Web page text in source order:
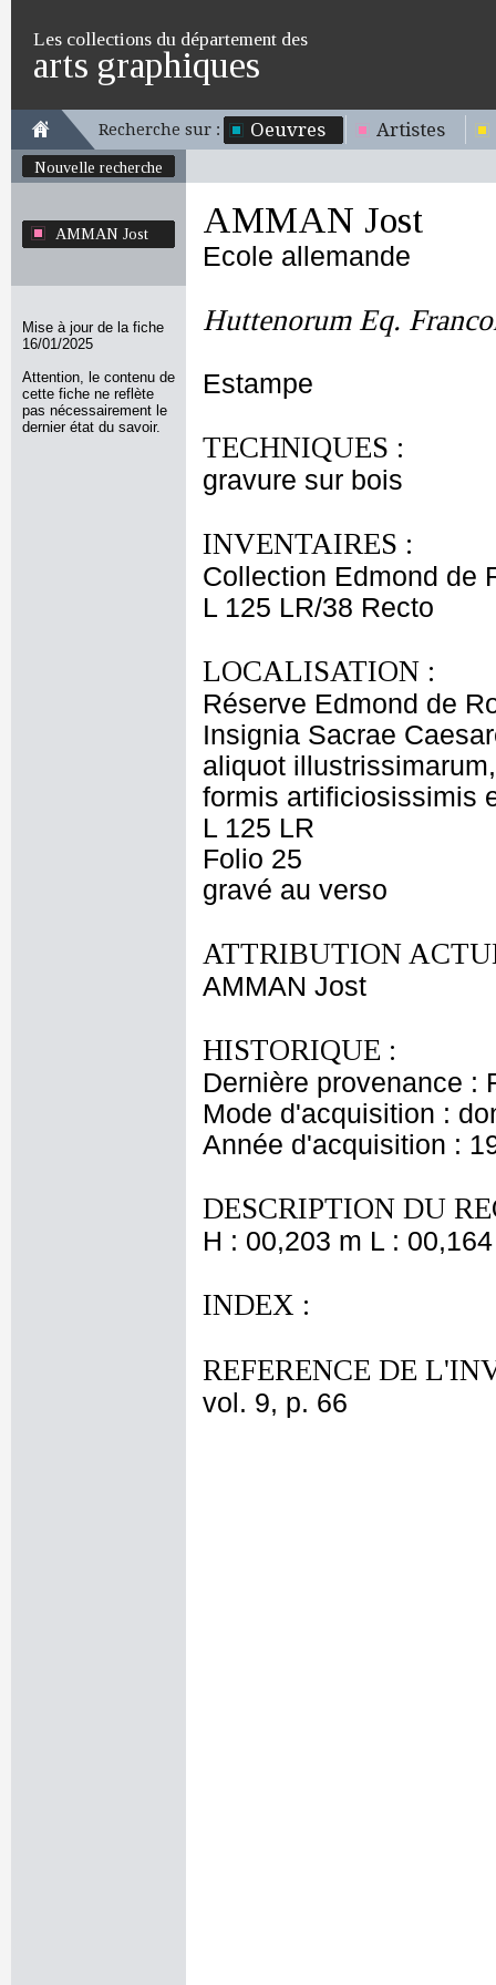
Les collections du département des
arts graphiques
Recherche sur : Oeuvres Artistes
Nouvelle recherche
AMMAN Jost
Mise à jour de la fiche
16/01/2025
Attention, le contenu de
cette fiche ne reflète
pas nécessairement le
dernier état du savoir.
AMMAN Jost
Ecole allemande
Huttenorum Eq.
Estampe
TECHNIQUES :
gravure sur bois
INVENTAIRES :
Collection Edmond de
L 125 LR/38 Recto
LOCALISATION :
Réserve Edmond de
Insignia Sacrae
aliquot
formis artificiosissimis
L 125 LR
Folio 25
gravé au verso
ATTRIBUTION
AMMAN Jost
HISTORIQUE :
Dernière provenance :
Mode d'acquisition :
Année d'acquisition :
DESCRIPTION DU
H : 00,203 m L :
INDEX :
REFERENCE DE
vol. 9, p. 66